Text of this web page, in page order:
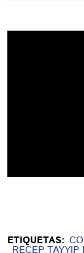
ETIQUETAS:
RECEP TAYYIP